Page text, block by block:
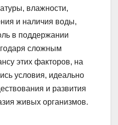
влажности,
и наличия воды,
в поддержании
сложным
этих факторов, на
условия, идеально
и развития
живых организмов.